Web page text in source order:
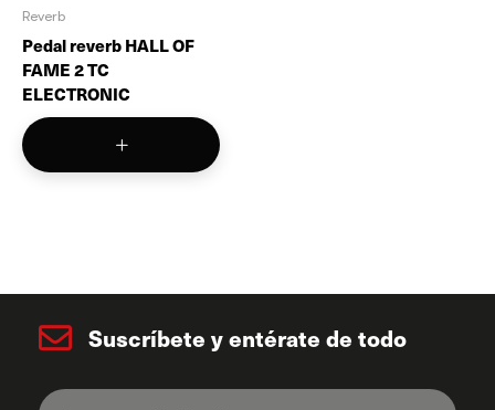
Reverb
Pedal reverb HALL OF
FAME 2 TC
ELECTRONIC
Suscríbete y entérate de todo